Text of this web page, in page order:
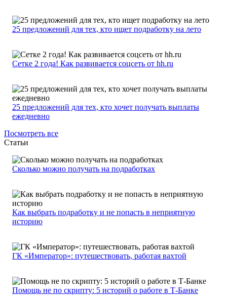
25 предложений для тех, кто ищет подработку на лето
Сетке 2 года! Как развивается соцсеть от hh.ru
25 предложений для тех, кто хочет получать выплаты
ежедневно
Посмотреть все
Статьи
Сколько можно получать на подработках
Как выбрать подработку и не попасть в неприятную
историю
ГК «Император»: путешествовать, работая вахтой
Помощь не по скрипту: 5 историй о работе в Т-Банке